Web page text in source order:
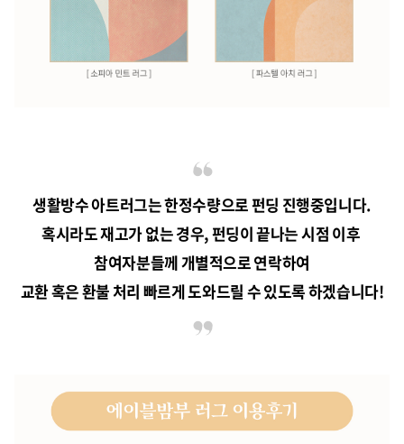
생활방수 아트러그는 한정수량으로 펀딩 진행중입니다.
혹시라도 재고가 없는 경우, 펀딩이 끝나는 시점 이후
참여자분들께 개별적으로 연락하여
교환 혹은 환불 처리 빠르게 도와드릴 수 있도록 하겠습니다!